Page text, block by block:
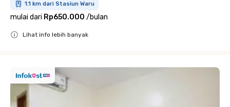
1.1 km dari Stasiun Waru
mulai dari Rp650.000 /bulan
Lihat info lebih banyak